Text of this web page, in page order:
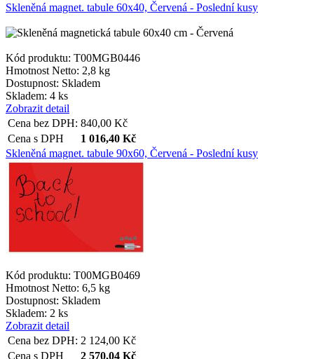
Skleněná magnet. tabule 60x40, Červená - Poslední kusy
Kód produktu: T00MGB0446
Hmotnost Netto: 2,8 kg
Dostupnost: Skladem
Skladem: 4 ks
Zobrazit detail
Cena bez DPH: 840,00 Kč
Cena s DPH
1 016,40 Kč
Skleněná magnet. tabule 90x60, Červená - Poslední kusy
Kód produktu: T00MGB0469
Hmotnost Netto: 6,5 kg
Dostupnost: Skladem
Skladem: 2 ks
Zobrazit detail
Cena bez DPH: 2 124,00 Kč
Cena s DPH
2 570,04 Kč